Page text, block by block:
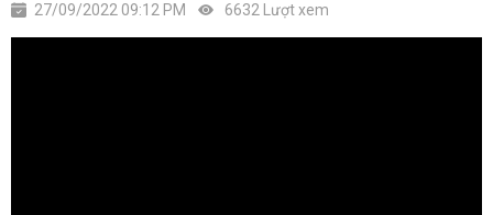
27/09/2022 09:12 PM 6632 Lượt xem